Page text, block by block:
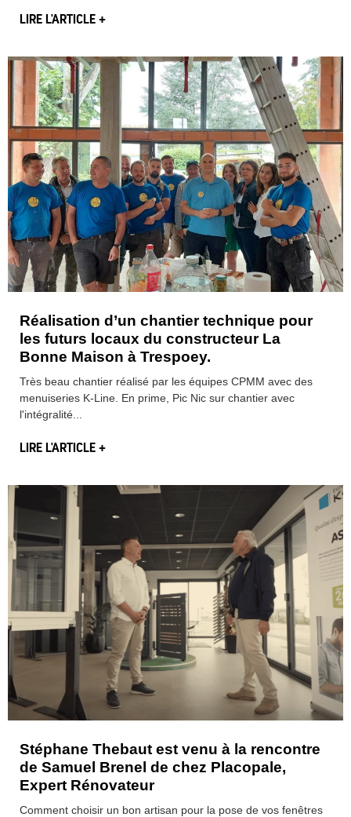
LIRE L'ARTICLE +
Réalisation d’un chantier technique pour
les futurs locaux du constructeur La
Bonne Maison à Trespoey.
Très beau chantier réalisé par les équipes CPMM avec des
menuiseries K-Line. En prime, Pic Nic sur chantier avec
l'intégralité...
LIRE L'ARTICLE +
Stéphane Thebaut est venu à la rencontre
de Samuel Brenel de chez Placopale,
Expert Rénovateur
Comment choisir un bon artisan pour la pose de vos fenêtres